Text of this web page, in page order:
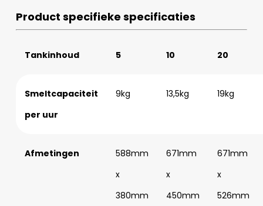
Product specifieke specificaties
Tankinhoud 5 10 20
Smeltcapaciteit
per uur
9kg 13,5kg 19kg
Afmetingen
588mm
x
380mm
671mm
x
450mm
671mm
x
526mm